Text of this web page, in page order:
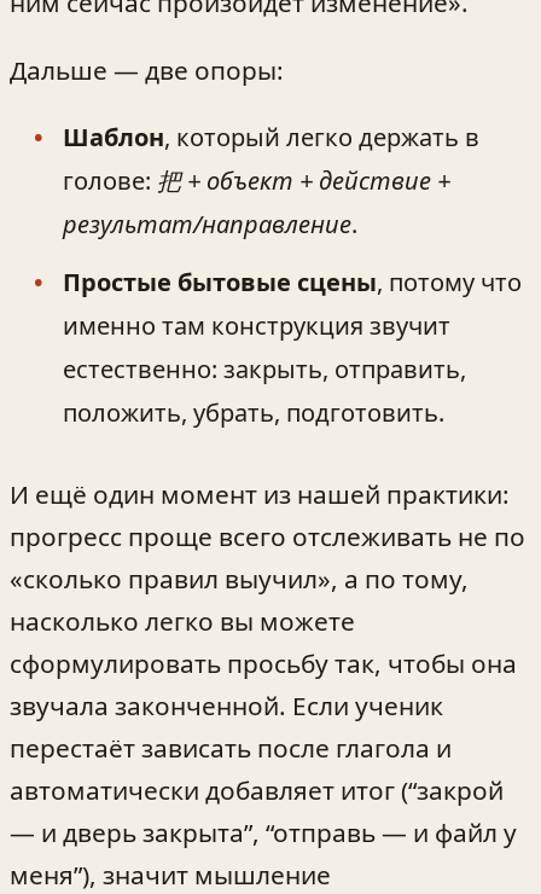
Дальше — две опоры:
Шаблон, который легко держать в
голове: 把 + объект + действие +
результат/направление.
Простые бытовые сцены, потому что
именно там конструкция звучит
естественно: закрыть, отправить,
положить, убрать, подготовить.
И ещё один момент из нашей практики:
прогресс проще всего отслеживать не по
«сколько правил выучил», а по тому,
насколько легко вы можете
сформулировать просьбу так, чтобы она
звучала законченной. Если ученик
перестаёт зависать после глагола и
автоматически добавляет итог (“закрой
— и дверь закрыта”, “отправь — и файл у
меня”), значит мышление